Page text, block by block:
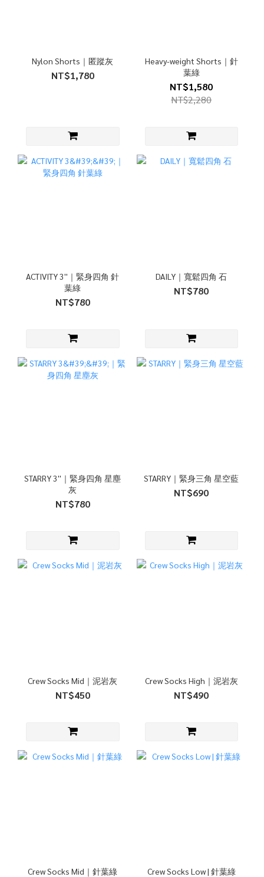
Nylon Shorts｜匿蹤灰
NT$1,780
Heavy-weight Shorts｜針
葉綠
NT$1,580
NT$2,280
ACTIVITY 3''｜緊身四角 針
葉綠
NT$780
DAILY｜寬鬆四角 石
NT$780
STARRY 3''｜緊身四角 星塵
灰
NT$780
STARRY｜緊身三角 星空藍
NT$690
Crew Socks Mid｜泥岩灰
NT$450
Crew Socks High｜泥岩灰
NT$490
Crew Socks Mid｜針葉綠 Crew Socks Low | 針葉綠